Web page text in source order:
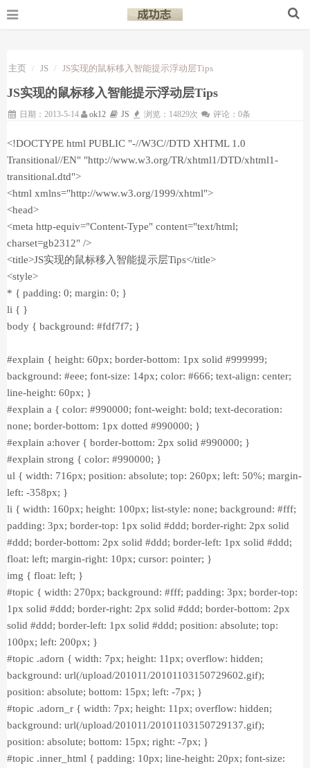
主页 JS JS实现的鼠标移入智能提示浮动层Tips
JS实现的鼠标移入智能提示浮动层Tips
日期：2013-5-14 ok12 JS 浏览：14829次 评论：0条
<!DOCTYPE html PUBLIC "-//W3C//DTD XHTML 1.0
Transitional//EN" "http://www.w3.org/TR/xhtml1/DTD/xhtml1-
transitional.dtd">
<html xmlns="http://www.w3.org/1999/xhtml">
<head>
<meta http-equiv="Content-Type" content="text/html;
charset=gb2312" />
<title>JS实现的鼠标移入智能提示层Tips</title>
<style>
* { padding: 0; margin: 0; }
li { }
body { background: #fdf7f7; }
#explain { height: 60px; border-bottom: 1px solid #999999;
background: #eee; font-size: 14px; color: #666; text-align: center;
line-height: 60px; }
#explain a { color: #990000; font-weight: bold; text-decoration:
none; border-bottom: 1px dotted #990000; }
#explain a:hover { border-bottom: 2px solid #990000; }
#explain strong { color: #990000; }
ul { width: 716px; position: absolute; top: 260px; left: 50%; margin-
left: -358px; }
li { width: 160px; height: 100px; list-style: none; background: #fff;
padding: 3px; border-top: 1px solid #ddd; border-right: 2px solid
#ddd; border-bottom: 2px solid #ddd; border-left: 1px solid #ddd;
float: left; margin-right: 10px; cursor: pointer; }
img { float: left; }
#topic { width: 270px; background: #fff; padding: 3px; border-top:
1px solid #ddd; border-right: 2px solid #ddd; border-bottom: 2px
solid #ddd; border-left: 1px solid #ddd; position: absolute; top:
100px; left: 200px; }
#topic .adorn { width: 7px; height: 11px; overflow: hidden;
background: url(/upload/201011/20101103150729602.gif);
position: absolute; bottom: 15px; left: -7px; }
#topic .adorn_r { width: 7px; height: 11px; overflow: hidden;
background: url(/upload/201011/20101103150729137.gif);
position: absolute; bottom: 15px; right: -7px; }
#topic .inner_html { padding: 10px; line-height: 20px; font-size: